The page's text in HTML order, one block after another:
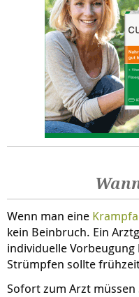
Wenn man eine
kein Beinbruch. Ein
individuelle Vorbeugung
Strümpfen sollte
Sofort zum Arzt müssen